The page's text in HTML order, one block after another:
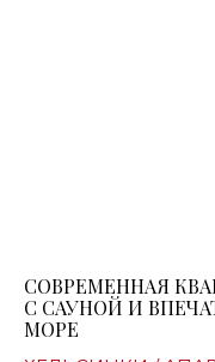
СОВРЕМЕННАЯ
С САУНОЙ И
МОРЕ